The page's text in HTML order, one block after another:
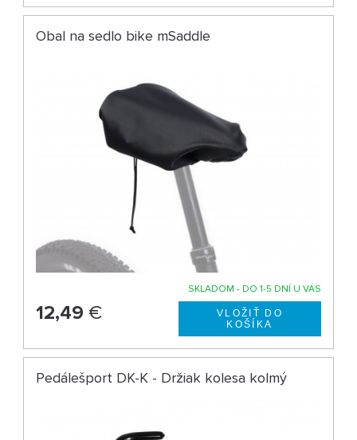
Obal na sedlo bike mSaddle
SKLADOM - DO 1-5 DNÍ U VÁS
12,49 €
Pedálešport DK-K - Držiak kolesa kolmý